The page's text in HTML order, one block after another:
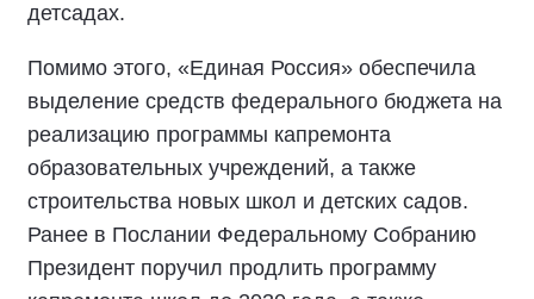
детсадах.
Помимо этого, «Единая Россия» обеспечила
выделение средств федерального бюджета на
реализацию программы капремонта
образовательных учреждений, а также
строительства новых школ и детских садов.
Ранее в Послании Федеральному Собранию
Президент поручил продлить программу